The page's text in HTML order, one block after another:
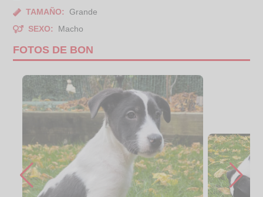
TAMAÑO:
Grande
SEXO:
Macho
FOTOS DE BON